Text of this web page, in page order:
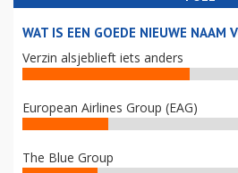
WAT IS EEN GOEDE NIEUWE NAAM
Verzin alsjeblieft iets anders
European Airlines Group (EAG)
The Blue Group